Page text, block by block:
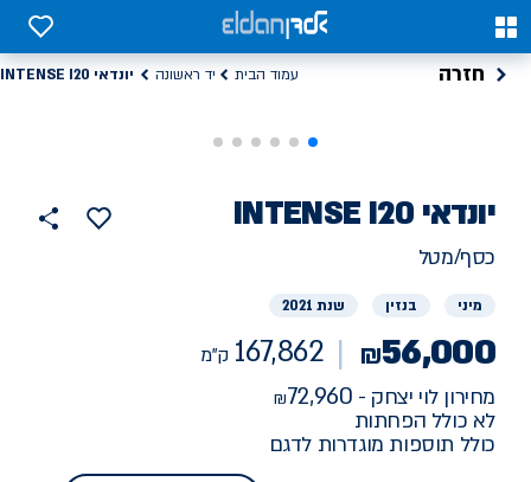
0
0
חזרה עמוד הבית יד ראשונה יונדאי INTENSE I20
רכב
יד
יונדאי INTENSE I20
הוסף
למועדפים
כסף/מטל
מיני בנזין שנת 2021
₪56,000
167,862 ק"מ
מחירון לוי יצחק - 72,960
לא כולל הפחתות
כולל תוספות מוגדרות לדגם